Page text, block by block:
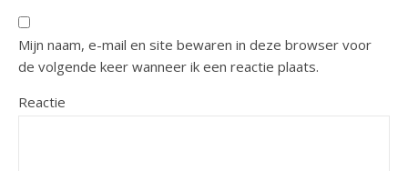
Mijn naam, e-mail en site bewaren in deze browser voor
de volgende keer wanneer ik een reactie plaats.
Reactie